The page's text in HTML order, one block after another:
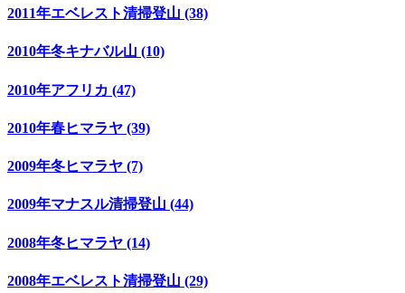
2011年エベレスト清掃登山 (38)
2010年冬キナバル山 (10)
2010年アフリカ (47)
2010年春ヒマラヤ (39)
2009年冬ヒマラヤ (7)
2009年マナスル清掃登山 (44)
2008年冬ヒマラヤ (14)
2008年エベレスト清掃登山 (29)